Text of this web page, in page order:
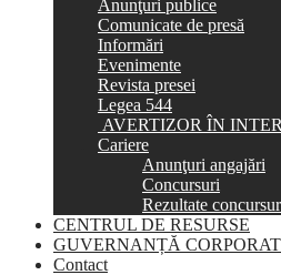
Anunţuri publice
Comunicate de presă
Informări
Evenimente
Revista presei
Legea 544
AVERTIZOR ÎN
Cariere
Anunţuri angajări
Concursuri
Rezultate
CENTRUL DE RESURSE
GUVERNANȚĂ
Contact